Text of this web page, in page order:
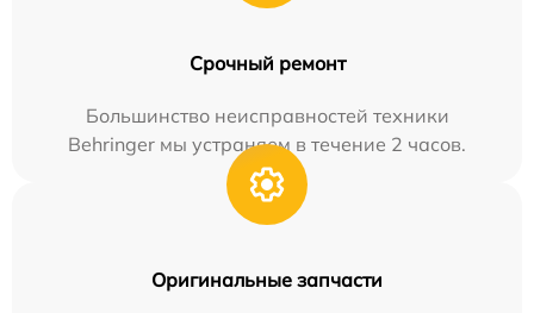
Срочный ремонт
Большинство неисправностей техники
Behringer мы устраняем в течение 2 часов.
Оригинальные запчасти